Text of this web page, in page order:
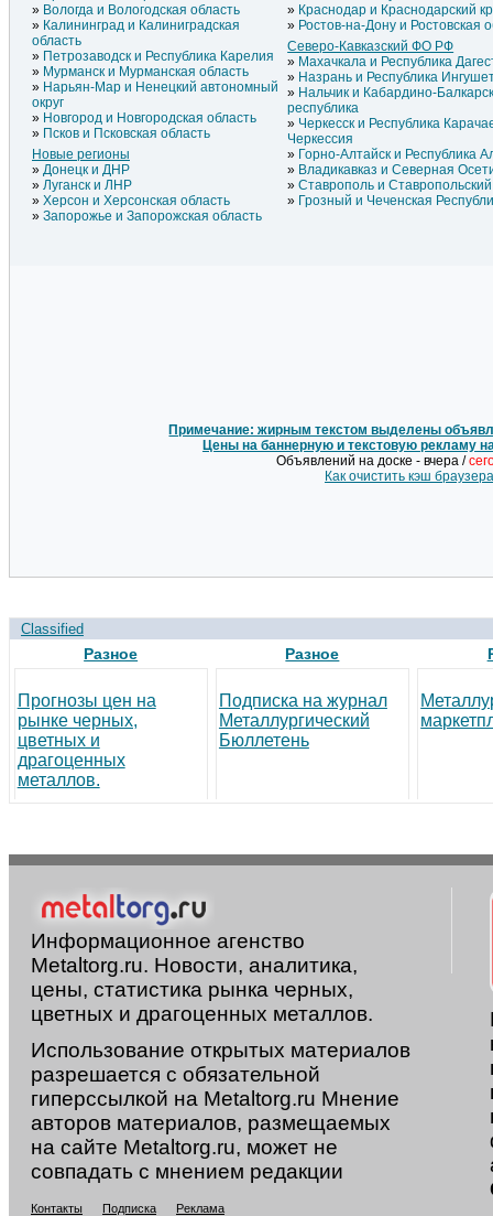
Вологда и Вологодская область
Калининград и Калиниградская
область
Петрозаводск и Республика Карелия
Мурманск и Мурманская область
Нарьян-Мар и Ненецкий автономный
округ
Новгород и Новгородская область
Псков и Псковская область
Новые регионы
Донецк и ДНР
Луганск и ЛНР
Херсон и Херсонская область
Запорожье и Запорожская область
Краснодар и Краснодарский
Ростов-на-Дону и Ростовская
Северо-Кавказский ФО РФ
Махачкала и Республика
Назрань и Республика
Нальчик и Кабардино-
республика
Черкесск и Республика
Черкессия
Горно-Алтайск и Республика
Владикавказ и Северная
Ставрополь и
Грозный и Чеченская
Примечание: жирным текстом выделены
Цены на баннерную и текстовую рекламу
Объявлений на доске - вчера /
Как очистить кэш
Classified
Разное
Прогнозы цен на
рынке черных,
цветных и
драгоценных
металлов.
Разное
Подписка на журнал
Металлургический
Бюллетень
Информационное агенство
Metaltorg.ru. Новости, аналитика,
цены, статистика рынка черных,
цветных и драгоценных металлов.
Использование открытых материалов
разрешается с обязательной
гиперссылкой на Metaltorg.ru Мнение
авторов материалов, размещаемых
на сайте Metaltorg.ru, может не
совпадать с мнением редакции
Контакты Подписка Реклама